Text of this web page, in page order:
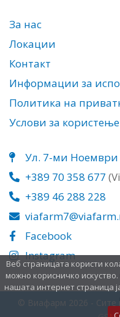
Веб страницата користи
можно корисничко
нашата интернет страница
За нас
Локации
Контакт
Информации за
Политика на
Услови за користење
Ул. 7-ми
+389 70 358 677
+389 46 288 228
Facebook
Instagram
© Виафарм 2026 - Сите